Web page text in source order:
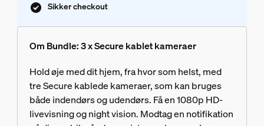
Sikker checkout
Om Bundle: 3 x Secure kablet kameraer
Hold øje med dit hjem, fra hvor som helst, med
tre Secure kablede kameraer, som kan bruges
både indendørs og udendørs. Få en 1080p HD-
livevisning og night vision. Modtag en notifikation